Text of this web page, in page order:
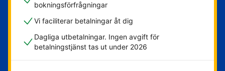
bokningsförfrågningar
Vi faciliterar betalningar åt dig
Dagliga utbetalningar. Ingen avgift för
betalningstjänst tas ut under 2026